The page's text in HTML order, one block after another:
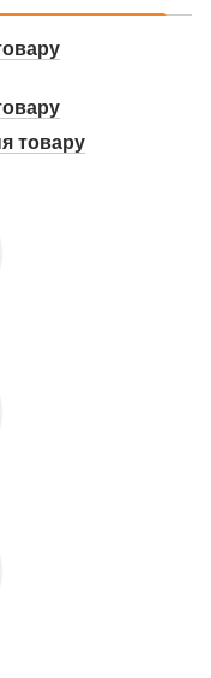
товару